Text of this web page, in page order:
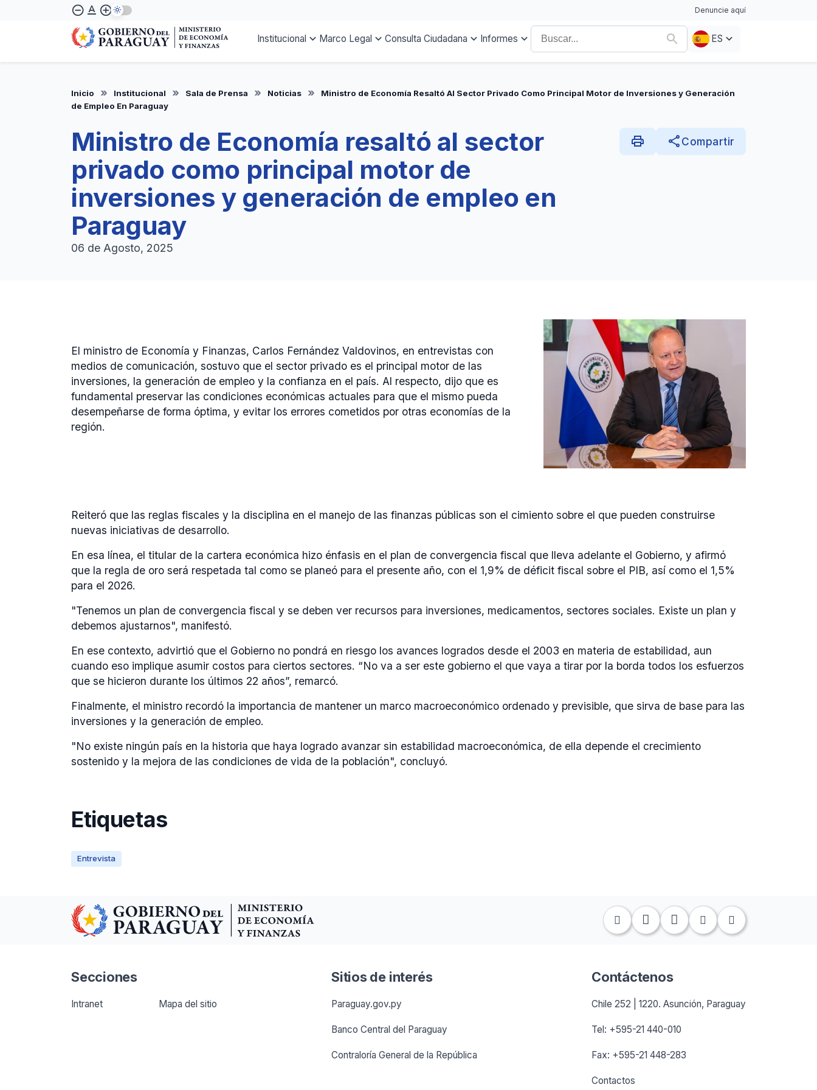
remove_circle_outline text_format add_circle_outline Denuncie aquí
Institucional Marco Legal Consulta Ciudadana Informes ES
Inicio Institucional Sala de Prensa Noticias
Ministro de Economía Resaltó Al Sector Privado Como Principal Motor de Inversiones y Generación
de Empleo En Paraguay
Ministro de Economía resaltó al sector
privado como principal motor de
inversiones y generación de empleo en
Paraguay
06 de Agosto, 2025
print shareCompartir
El ministro de Economía y Finanzas, Carlos Fernández Valdovinos, en entrevistas con
medios de comunicación, sostuvo que el sector privado es el principal motor de las
inversiones, la generación de empleo y la confianza en el país. Al respecto, dijo que es
fundamental preservar las condiciones económicas actuales para que el mismo pueda
desempeñarse de forma óptima, y evitar los errores cometidos por otras economías de la
región.
Reiteró que las reglas fiscales y la disciplina en el manejo de las finanzas públicas son el cimiento sobre el que pueden construirse
nuevas iniciativas de desarrollo.
En esa línea, el titular de la cartera económica hizo énfasis en el plan de convergencia fiscal que lleva adelante el Gobierno, y afirmó
que la regla de oro será respetada tal como se planeó para el presente año, con el 1,9% de déficit fiscal sobre el PIB, así como el 1,5%
para el 2026.
"Tenemos un plan de convergencia fiscal y se deben ver recursos para inversiones, medicamentos, sectores sociales. Existe un plan y
debemos ajustarnos", manifestó.
En ese contexto, advirtió que el Gobierno no pondrá en riesgo los avances logrados desde el 2003 en materia de estabilidad, aun
cuando eso implique asumir costos para ciertos sectores. “No va a ser este gobierno el que vaya a tirar por la borda todos los esfuerzos
que se hicieron durante los últimos 22 años”, remarcó.
Finalmente, el ministro recordó la importancia de mantener un marco macroeconómico ordenado y previsible, que sirva de base para las
inversiones y la generación de empleo.
"No existe ningún país en la historia que haya logrado avanzar sin estabilidad macroeconómica, de ella depende el crecimiento
sostenido y la mejora de las condiciones de vida de la población", concluyó.
Etiquetas
Entrevista
Secciones
Intranet Mapa del sitio
Sitios de interés
Paraguay.gov.py
Banco Central del Paraguay
Contraloría General de la República
Contáctenos
Chile 252 | 1220. Asunción, Paraguay
Tel: +595-21 440-010
Fax: +595-21 448-283
Contactos